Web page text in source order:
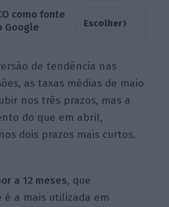
como fonte
Google
Escolher›
de tendência nas
as taxas médias de maio
nos três prazos, mas a
do que em abril,
dois prazos mais curtos.
a 12 meses, que
a mais utilizada em